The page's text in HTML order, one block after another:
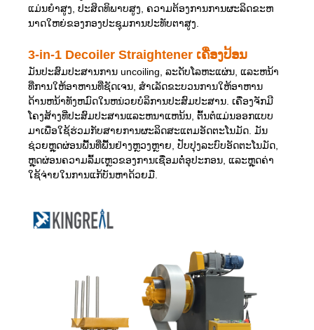
ແມ່ນຍໍາສູງ, ປະສິດທິພາບສູງ, ຄວາມຕ້ອງການການຜະລິດຂະຫ
ນາດໃຫຍ່ຂອງກອງປະຊຸມການປະທັບຕາສູງ.
3-in-1 Decoiler Straightener ເຄື່ອງປ້ອນ
ມັນປະສົມປະສານການ uncoiling, ລະດັບໂລຫະແຜ່ນ, ແລະຫນ້າ
ທີ່ການໃຫ້ອາຫານທີ່ຊັດເຈນ, ສໍາເລັດຂະບວນການໃຫ້ອາຫານ
ດ້ານຫນ້າທັງຫມົດໃນຫນ່ວຍບໍລິການປະສົມປະສານ. ເຄື່ອງຈັກມີ
ໂຄງສ້າງທີ່ປະສົມປະສານແລະຫນາແຫນ້ນ, ຕົ້ນຕໍແມ່ນອອກແບບ
ມາເພື່ອໃຊ້ຮ່ວມກັບສາຍການຜະລິດສະແຕມອັດຕະໂນມັດ. ມັນ
ຊ່ວຍຫຼຸດຜ່ອນພື້ນທີ່ພື້ນຢ່າງຫຼວງຫຼາຍ, ປັບປຸງລະບົບອັດຕະໂນມັດ,
ຫຼຸດຜ່ອນຄວາມລົ້ມເຫຼວຂອງການເຊື່ອມຕໍ່ອຸປະກອນ, ແລະຫຼຸດຄ່າ
ໃຊ້ຈ່າຍໃນການແກ້ບັນຫາດ້ວຍມື.